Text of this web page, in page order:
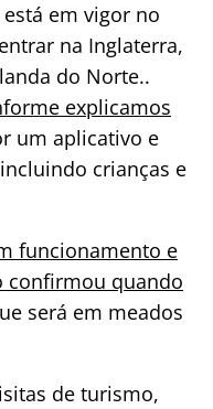
está em vigor no
na Inglaterra,
do Norte..
explicamos
um aplicativo e
crianças e
funcionamento e
confirmou quando
será em meados
de turismo,